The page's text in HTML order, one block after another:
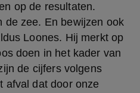
op de resultaten.
de zee. En bewijzen ook
Loones. Hij merkt op
doen in het kader van
de cijfers volgens
afval dat door onze